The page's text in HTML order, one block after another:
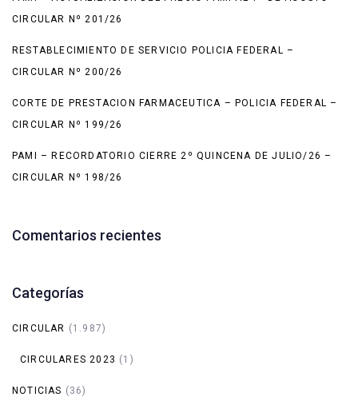
CIRCULAR Nº 201/26
RESTABLECIMIENTO DE SERVICIO POLICIA FEDERAL –
CIRCULAR Nº 200/26
CORTE DE PRESTACION FARMACEUTICA – POLICIA FEDERAL –
CIRCULAR Nº 199/26
PAMI – RECORDATORIO CIERRE 2º QUINCENA DE JULIO/26 –
CIRCULAR Nº 198/26
Comentarios recientes
Categorías
CIRCULAR (1.987)
CIRCULARES 2023 (1)
NOTICIAS (36)